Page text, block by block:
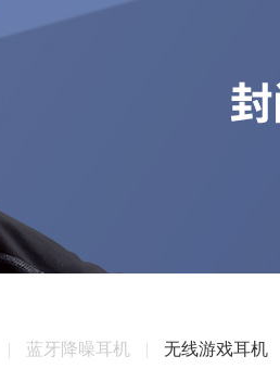
| 蓝牙降噪耳机 | 无线游戏耳机